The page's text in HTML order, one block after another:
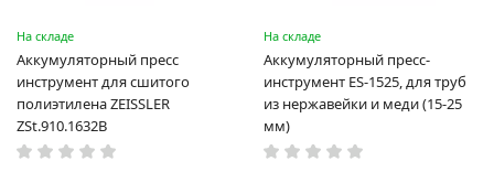
На складе
Аккумуляторный пресс
инструмент для сшитого
полиэтилена ZEISSLER
ZSt.910.1632B
На складе
Аккумуляторный пресс-
инструмент ES-1525, для труб
из нержавейки и меди (15-25
мм)